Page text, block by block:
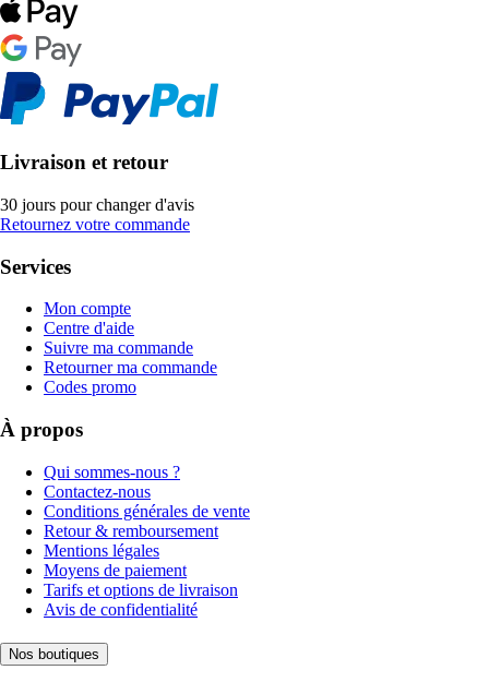
Livraison et retour
30 jours pour changer d'avis
Retournez votre commande
Services
Mon compte
Centre d'aide
Suivre ma commande
Retourner ma commande
Codes promo
À propos
Qui sommes-nous ?
Contactez-nous
Conditions générales de vente
Retour & remboursement
Mentions légales
Moyens de paiement
Tarifs et options de livraison
Avis de confidentialité
Nos boutiques